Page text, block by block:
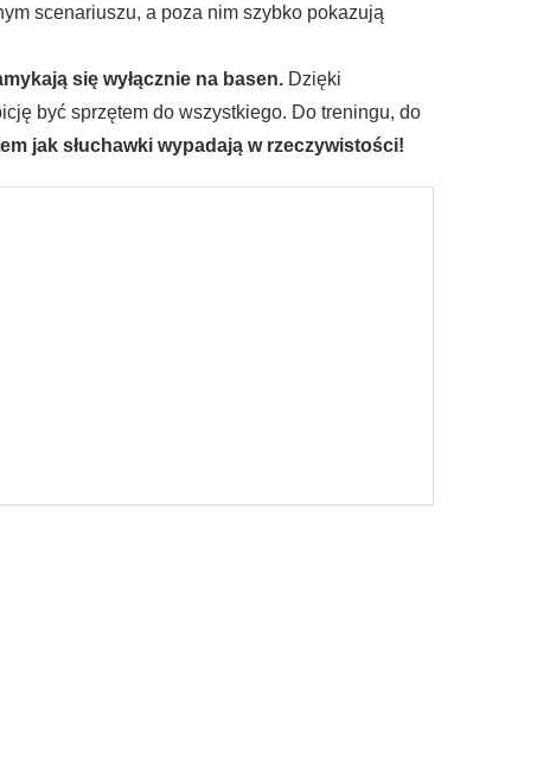
scenariuszu, a poza nim szybko pokazują
się wyłącznie na basen. Dzięki
być sprzętem do wszystkiego. Do treningu, do
jak słuchawki wypadają w rzeczywistości!